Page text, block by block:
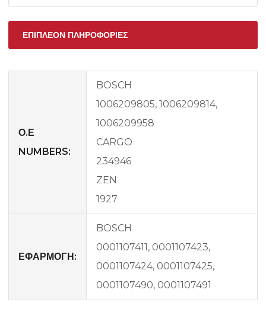
ΕΠΙΠΛΈΟΝ ΠΛΗΡΟΦΟΡΊΕΣ
Ο.Ε
NUMBERS:
BOSCH
1006209805, 1006209814,
1006209958
CARGO
234946
ZEN
1927
ΕΦΑΡΜΟΓΗ:
BOSCH
0001107411, 0001107423,
0001107424, 0001107425,
0001107490, 0001107491